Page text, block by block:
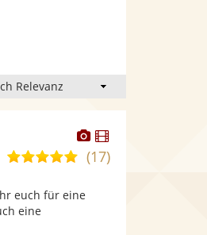
Dieser
Künstler
stellt
Dieser
Künstler
5,0
5
(17)
euch für eine
eine